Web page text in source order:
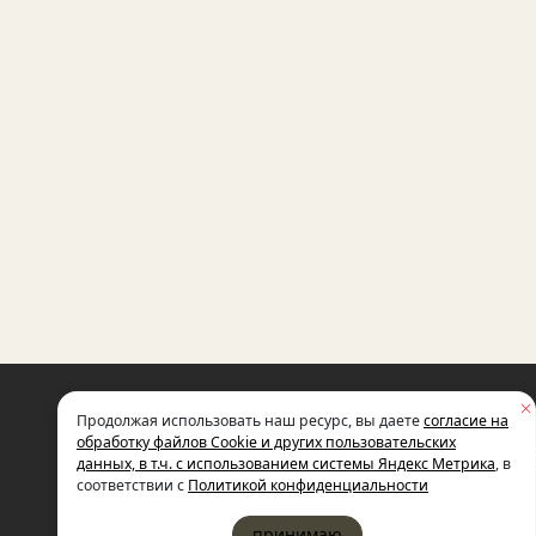
МЕЖДУНАРОДНЫЙ ФОНД
СОЦИАЛЬНО-ЭКОНОМИЧЕСКИХ
И ПОЛИТОЛОГИЧЕСКИХ
ИМЕНИ М.С. ГОРБАЧЕВА
Продолжая использовать наш ресурс, вы даетесогласие на
обработку файлов Cookie и других пользовательских
данных, в т.ч. с использованием системы Яндекс Метрика, в
соответствии с Политикой конфиденциальности